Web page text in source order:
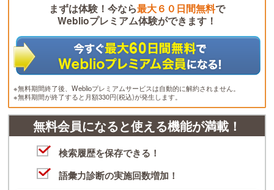
まずは体験！今なら最大６０日間無料で
Weblioプレミアム体験ができます！
※無料期間終了後、Weblioプレミアムサービスは自動的に解約されません。
※無料期間が終了すると月額330円(税込)が発生します。
無料会員になると使える機能が満載！
検索履歴を保存できる！
語彙力診断の実施回数増加！